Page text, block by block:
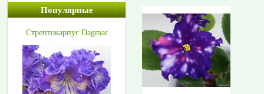
Популярные
Стрептокарпус Dagmar